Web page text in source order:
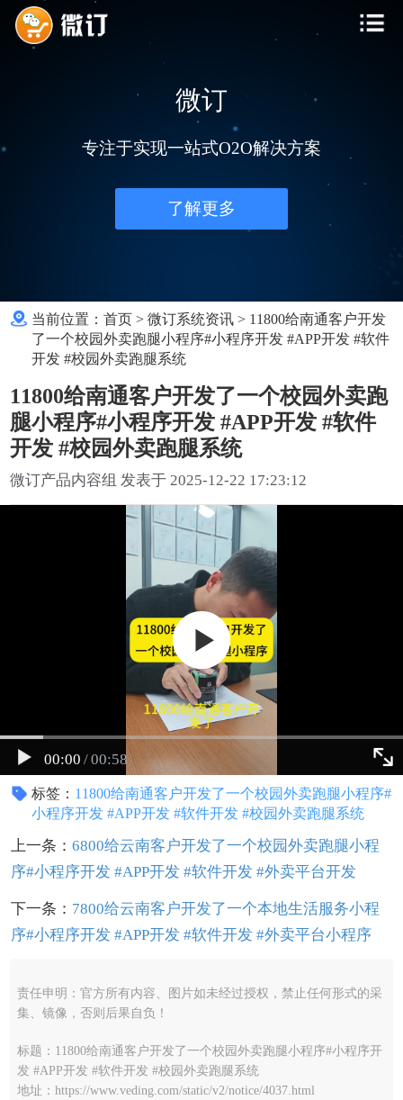
微订
专注于实现一站式O2O解决方案
了解更多
当前位置：首页 >微订系统资讯 > 11800给南通客户开发
了一个校园外卖跑腿小程序#小程序开发 #APP开发 #软件
开发 #校园外卖跑腿系统
11800给南通客户开发了一个校园外卖跑
腿小程序#小程序开发 #APP开发 #软件
开发 #校园外卖跑腿系统
微订产品内容组 发表于 2025-12-22 17:23:12
00:00 /00:58
标签： 11800给南通客户开发了一个校园外卖跑腿小程序#
小程序开发 #APP开发 #软件开发 #校园外卖跑腿系统
上一条： 6800给云南客户开发了一个校园外卖跑腿小程
序#小程序开发 #APP开发 #软件开发 #外卖平台开发
下一条： 7800给云南客户开发了一个本地生活服务小程
序#小程序开发 #APP开发 #软件开发 #外卖平台小程序
责任申明：官方所有内容、图片如未经过授权，禁止任何形式的采
集、镜像，否则后果自负！
标题：11800给南通客户开发了一个校园外卖跑腿小程序#小程序开
发 #APP开发 #软件开发 #校园外卖跑腿系统
地址：https://www.veding.com/static/v2/notice/4037.html